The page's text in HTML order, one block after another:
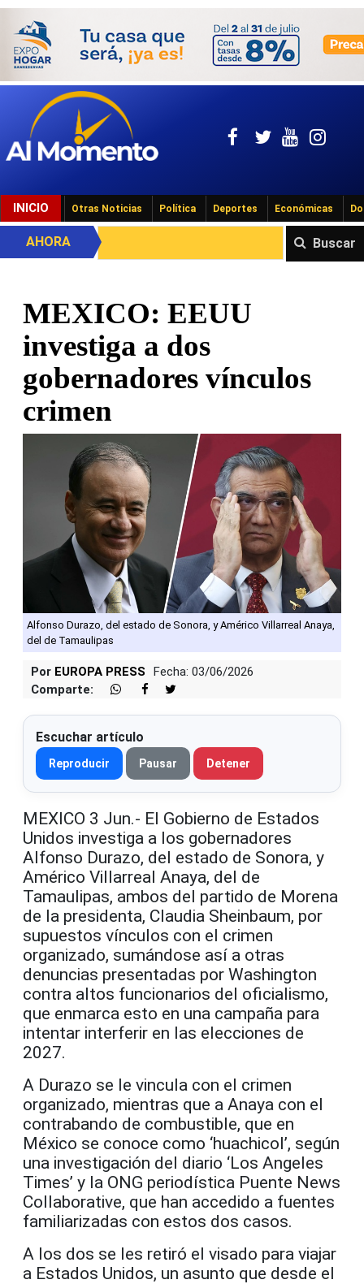
INICIO Otras Noticias Política Deportes Económicas
Buscar
AHORA
MEXICO: EEUU
investiga a dos
gobernadores vínculos
crimen
Alfonso Durazo, del estado de Sonora, y Américo Villarreal Anaya,
del de Tamaulipas
Por EUROPA PRESS
Fecha: 03/06/2026
Comparte:
Escuchar artículo
Reproducir Pausar Detener
MEXICO 3 Jun.- El Gobierno de Estados
Unidos investiga a los gobernadores
Alfonso Durazo, del estado de Sonora, y
Américo Villarreal Anaya, del de
Tamaulipas, ambos del partido de Morena
de la presidenta, Claudia Sheinbaum, por
supuestos vínculos con el crimen
organizado, sumándose así a otras
denuncias presentadas por Washington
contra altos funcionarios del oficialismo,
que enmarca esto en una campaña para
intentar interferir en las elecciones de
2027.
A Durazo se le vincula con el crimen
organizado, mientras que a Anaya con el
contrabando de combustible, que en
México se conoce como ‘huachicol’, según
una investigación del diario ‘Los Angeles
Times’ y la ONG periodística Puente News
Collaborative, que han accedido a fuentes
familiarizadas con estos dos casos.
A los dos se les retiró el visado para viajar
a Estados Unidos, un asunto que desde el